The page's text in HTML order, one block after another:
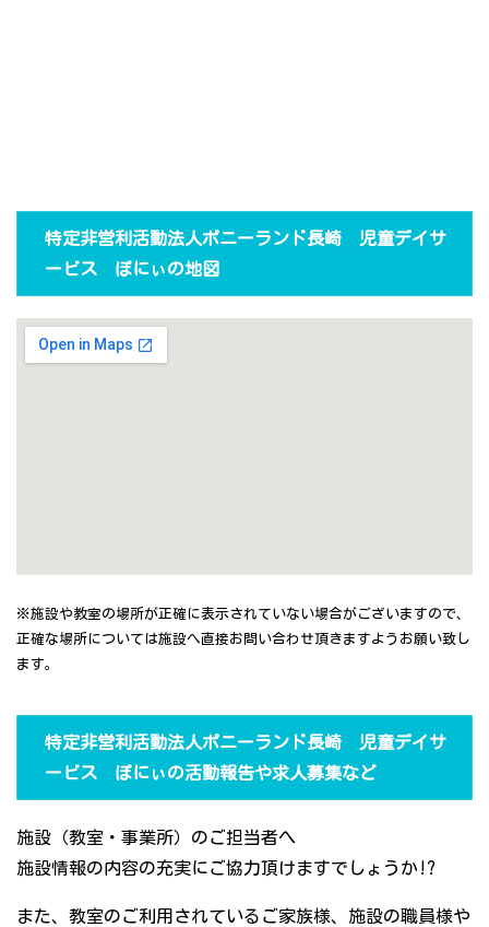
特定非営利活動法人ポニーランド長崎 児童デイサ
ービス ぽにぃの地図
※施設や教室の場所が正確に表示されていない場合がございますので、
正確な場所については施設へ直接お問い合わせ頂きますようお願い致し
ます。
特定非営利活動法人ポニーランド長崎 児童デイサ
ービス ぽにぃの活動報告や求人募集など
施設（教室・事業所）のご担当者へ
施設情報の内容の充実にご協力頂けますでしょうか!?
また、教室のご利用されているご家族様、施設の職員様や